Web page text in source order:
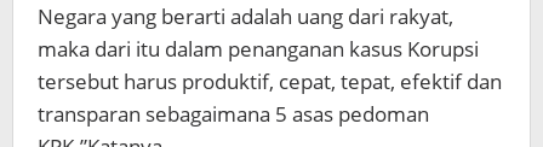
Negara yang berarti adalah uang dari rakyat,
maka dari itu dalam penanganan kasus Korupsi
tersebut harus produktif, cepat, tepat, efektif dan
transparan sebagaimana 5 asas pedoman